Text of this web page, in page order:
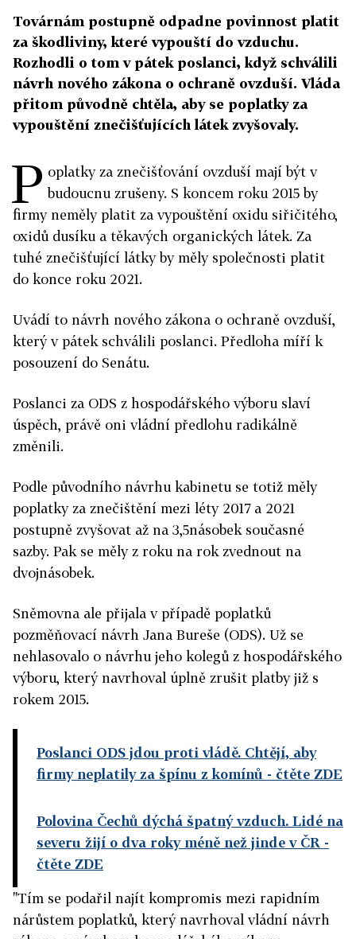
Továrnám postupně odpadne povinnost platit
za škodliviny, které vypouští do vzduchu.
Rozhodli o tom v pátek poslanci, když schválili
návrh nového zákona o ochraně ovzduší. Vláda
přitom původně chtěla, aby se poplatky za
vypouštění znečišťujících látek zvyšovaly.
P oplatky za znečišťování ovzduší mají být v
budoucnu zrušeny. S koncem roku 2015 by
firmy neměly platit za vypouštění oxidu siřičitého,
oxidů dusíku a těkavých organických látek. Za
tuhé znečišťující látky by měly společnosti platit
do konce roku 2021.
Uvádí to návrh nového zákona o ochraně ovzduší,
který v pátek schválili poslanci. Předloha míří k
posouzení do Senátu.
Poslanci za ODS z hospodářského výboru slaví
úspěch, právě oni vládní předlohu radikálně
změnili.
Podle původního návrhu kabinetu se totiž měly
poplatky za znečištění mezi léty 2017 a 2021
postupně zvyšovat až na 3,5násobek současné
sazby. Pak se měly z roku na rok zvednout na
dvojnásobek.
Sněmovna ale přijala v případě poplatků
pozměňovací návrh Jana Bureše (ODS). Už se
nehlasovalo o návrhu jeho kolegů z hospodářského
výboru, který navrhoval úplně zrušit platby již s
rokem 2015.
Poslanci ODS jdou proti vládě. Chtějí, aby
firmy neplatily za špínu z komínů - čtěte ZDE
Polovina Čechů dýchá špatný vzduch. Lidé na
severu žijí o dva roky méně než jinde v ČR -
čtěte ZDE
"Tím se podařil najít kompromis mezi rapidním
nárůstem poplatků, který navrhoval vládní návrh